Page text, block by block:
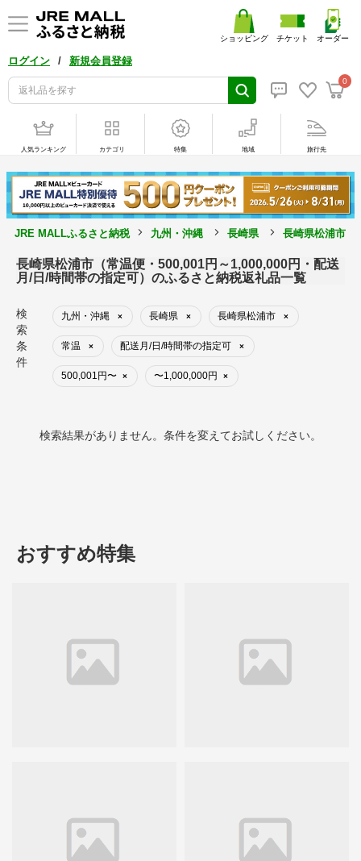
ログイン / 新規会員登録
0
ショッピング チケット オーダー
人気ランキング カテゴリ 特集 地域 旅行先
JRE MALLふるさと納税 九州・沖縄 長崎県 長崎県松浦市
長崎県松浦市（常温便・500,001円～1,000,000円・配送
月/日/時間帯の指定可）のふるさと納税返礼品一覧
検
索
条
件
九州・沖縄 × 長崎県 × 長崎県松浦市 ×
常温 × 配送月/日/時間帯の指定可 ×
500,001円〜 × 〜1,000,000円 ×
検索結果がありません。条件を変えてお試しください。
おすすめ特集